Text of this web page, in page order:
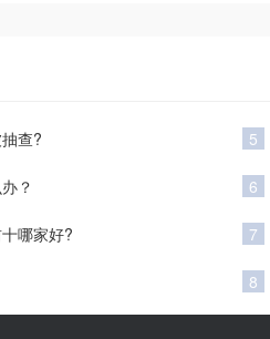
查?
？
哪家好?
5
6
7
8